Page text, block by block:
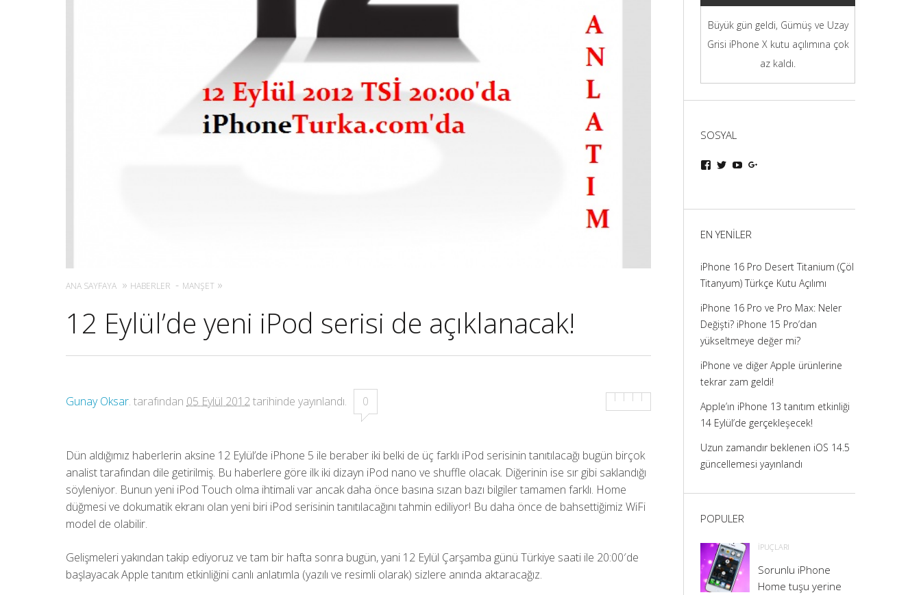
ANA SAYFAYA HABERLER MANŞET
12 Eylül’de yeni iPod serisi de açıklanacak!
Gunay Oksar. tarafından 05 Eylül 2012tarihinde yayınlandı. 0
Dün aldığımız haberlerin aksine 12 Eylül’de iPhone 5 ile beraber iki belki de üç farklı iPod serisinin tanıtılacağı bugün birçok
analist tarafından dile getirilmiş. Bu haberlere göre ilk iki dizayn iPod nano ve shuffle olacak. Diğerinin ise sır gibi saklandığı
söyleniyor. Bunun yeni iPod Touch olma ihtimali var ancak daha önce basına sızan bazı bilgiler tamamen farklı. Home
düğmesi ve dokumatik ekranı olan yeni biri iPod serisinin tanıtılacağını tahmin ediliyor! Bu daha önce de bahsettiğimiz WiFi
model de olabilir.
Gelişmeleri yakından takip ediyoruz ve tam bir hafta sonra bugün, yani 12 Eylül Çarşamba günü Türkiye saati ile 20:00′de
başlayacak Apple tanıtım etkinliğini canlı anlatımla (yazılı ve resimli olarak) sizlere anında aktaracağız.
Büyük gün geldi, Gümüş ve Uzay
Grisi iPhone X kutu açılımına çok
az kaldı.
SOSYAL
iphoneturka
profilini
iphoneturka
profilini
iphoneturka
profiliniprofilini
EN YENILER
iPhone 16 Pro Desert Titanium (Çöl
Titanyum) Türkçe Kutu Açılımı
iPhone 16 Pro ve Pro Max: Neler
Değişti? iPhone 15 Pro’dan
yükseltmeye değer mi?
iPhone ve diğer Apple ürünlerine
tekrar zam geldi!
Apple’ın iPhone 13 tanıtım etkinliği
14 Eylül’de gerçekleşecek!
Uzun zamandır beklenen iOS 14.5
güncellemesi yayınlandı
POPULER
İPUÇLARI
Sorunlu iPhone
Home tuşu yerine